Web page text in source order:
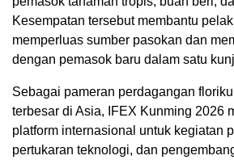
Kesempatan tersebut membantu
memperluas sumber pasokan dan
dengan pemasok baru dalam satu
Sebagai pameran perdagangan
terbesar di Asia, IFEX Kunming 2026
platform internasional untuk kegiatan
pertukaran teknologi, dan